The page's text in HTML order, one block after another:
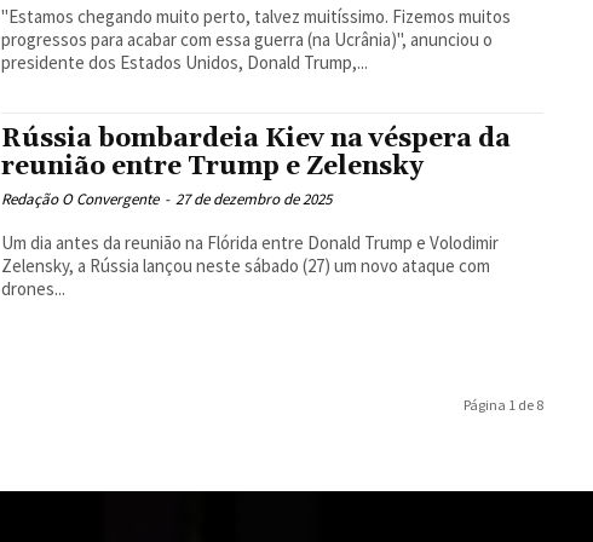
"Estamos chegando muito perto, talvez muitíssimo. Fizemos muitos
progressos para acabar com essa guerra (na Ucrânia)", anunciou o
presidente dos Estados Unidos, Donald Trump,...
Rússia bombardeia Kiev na véspera da
reunião entre Trump e Zelensky
Redação O Convergente - 27 de dezembro de 2025
Um dia antes da reunião na Flórida entre Donald Trump e Volodimir
Zelensky, a Rússia lançou neste sábado (27) um novo ataque com
drones...
Página 1 de 8